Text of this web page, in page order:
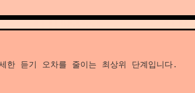
한 듣기 오차를 줄이는 최상위 단계입니다.